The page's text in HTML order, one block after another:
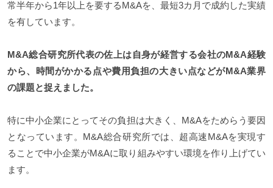
常半年から1年以上を要するM&Aを、最短3カ月で成約した実績
を有しています。
M&A総合研究所代表の佐上は自身が経営する会社のM&A経験
から、時間がかかる点や費用負担の大きい点などがM&A業界
の課題と捉えました。
特に中小企業にとってその負担は大きく、M&Aをためらう要因
となっています。M&A総合研究所では、超高速M&Aを実現す
ることで中小企業がM&Aに取り組みやすい環境を作り上げてい
ます。